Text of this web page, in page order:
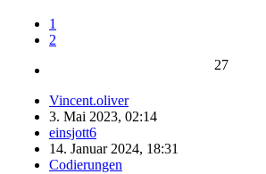
1
2
Vincent.oliver
3. Mai 2023, 02:14
einsjott6
14. Januar 2024, 18:31
Codierungen
27